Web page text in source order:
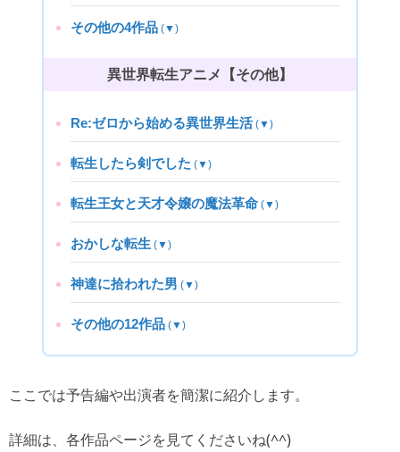
その他の4作品 (▼)
異世界転生アニメ【その他】
Re:ゼロから始める異世界生活(▼)
転生したら剣でした (▼)
転生王女と天才令嬢の魔法革命 (▼)
おかしな転生 (▼)
神達に拾われた男 (▼)
その他の12作品 (▼)
ここでは予告編や出演者を簡潔に紹介します。
詳細は、各作品ページを見てくださいね(^^)